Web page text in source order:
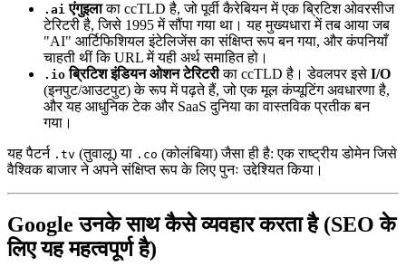
.ai एंगुइलाका ccTLD है, जो पूर्वी कैरेबियन में एक ब्रिटिश ओवरसीज
टेरिटरी है, जिसे 1995 में सौंपा गया था। यह मुख्यधारा में तब आया जब
"AI" आर्टिफिशियल इंटेलिजेंस का संक्षिप्त रूप बन गया, और कंपनियाँ
चाहती थीं कि URL में यही अर्थ समाहित हो।
.io ब्रिटिश इंडियन ओशन टेरिटरीका ccTLD है। डेवलपर इसे I/O
(इनपुट/आउटपुट) के रूप में पढ़ते हैं, जो एक मूल कंप्यूटिंग अवधारणा है,
और यह आधुनिक टेक और SaaS दुनिया का वास्तविक प्रतीक बन
गया।
यह पैटर्न .tv (तुवालू) या .co (कोलंबिया) जैसा ही है: एक राष्ट्रीय डोमेन जिसे
वैश्विक बाजार ने अपने संक्षिप्त रूप के लिए पुनः उद्देश्यित किया।
Google उनके साथ कैसे व्यवहार करता है (SEO के
लिए यह महत्वपूर्ण है)